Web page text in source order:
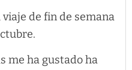
de fin de semana
me ha gustado ha